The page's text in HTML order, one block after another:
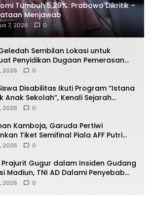
Tumbuh 5,29%: Prabowo Dikritik –
Menjawab
7, 2026 0
Sembilan Lokasi untuk
Penyidikan Dugaan Pemerasan
Sukoharjo Nonaktif
2026 0
Disabilitas Ikuti Program “Istana
Anak Sekolah”, Kenali Sejarah
dan Pemerintahan
2026 0
Kamboja, Garuda Pertiwi
Tiket Semifinal Piala AFF Putri
2026 0
Prajurit Gugur dalam Insiden Gudang
Madiun, TNI AD Dalami Penyebab
2026 0